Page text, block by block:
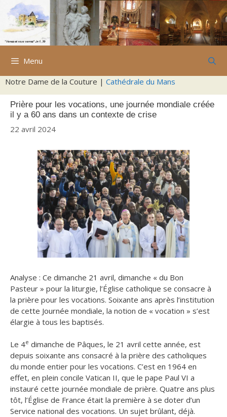
Aller
contenu
Menu
Notre Dame de la Couture | Cathédrale du Mans
Prière pour les vocations, une journée mondiale créée
il y a 60 ans dans un contexte de crise
22 avril 2024
Analyse : Ce dimanche 21 avril, dimanche « du Bon
Pasteur » pour la liturgie, l’Église catholique se consacre à
la prière pour les vocations. Soixante ans après l’institution
de cette Journée mondiale, la notion de « vocation » s’est
élargie à tous les baptisés.
Le 4e dimanche de Pâques, le 21 avril cette année, est
depuis soixante ans consacré à la prière des catholiques
du monde entier pour les vocations. C’est en 1964 en
effet, en plein concile Vatican II, que le pape Paul VI a
instauré cette journée mondiale de prière. Quatre ans plus
tôt, l’Église de France était la première à se doter d’un
Service national des vocations. Un sujet brûlant, déjà.